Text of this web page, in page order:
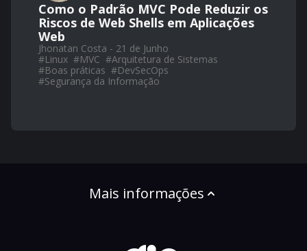
Como o Padrão MVC Pode Reduzir os
Riscos de Web Shells em Aplicações
Web
Jhonatan Costa - 21 de Junho
#Linux #MVC #Arquitetura de Sistemas
#Boas práticas #DevSecOps
#Segurança da Informação
Mais informações